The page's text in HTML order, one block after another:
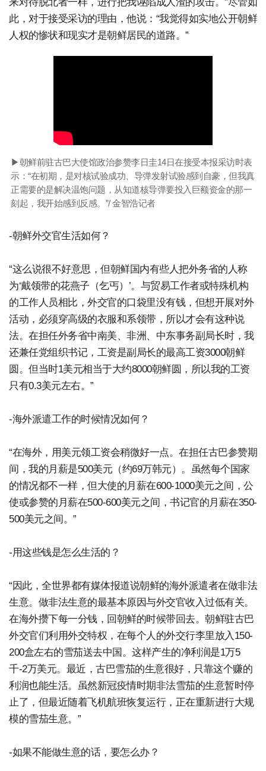
此，对于接受采访的理由，他说：“我觉得如实地公开朝鲜
人权的惨状和现实才是朝鲜居民的道路。”
▶朝鲜前驻古巴大使馆政治参赞李日圭14日在接受本报采访时表
示：“在初期，是对核试验成功、导弹发射试验感到自豪，但我真
正需要的是解决温饱问题，从知道核导弹要投入巨额资金的那一
刻起，我开始感到反感。”/ 金智浩记者
-朝鲜外交官生活如何？
“这么说很不好意思，但朝鲜国内有些人把外务省的人称
为‘戴领带的花燕子（乞丐）’。与贸易工作者或特殊机构
的工作人员相比，外交官的口袋里没有钱，但想开展对外
活动，必须穿高级的衣服和系领带，所以才会有这种说
法。在担任外务省中南美、非洲、中东事务副局长时，我
还兼任党组织书记，工资是副局长的最高工资3000朝鲜
圆。但当时1美元相当于大约8000朝鲜圆，所以我的工资
只有0.3美元左右。”
-海外派遣工作的时候情况如何？
“在海外，用美元领工资会稍微好一点。在担任古巴参赞期
间，我的月薪是500美元（约69万韩元）。虽然每个国家
的情况都不一样，但大使的月薪在600-1000美元之间，公
使或参赞的月薪在500-600美元之间，书记官的月薪在350-
500美元之间。”
-用这些钱是怎么生活的？
“因此，全世界都有媒体报道说朝鲜的海外派遣者在做非法
生意。做非法生意的最基本原因与外交官收入过低有关。
在海外攒下每一分钱，回朝鲜的时候带回去。朝鲜驻古巴
外交官们利用外交特权，在每个人的外交行李里放入150-
200盒左右的雪茄送去中国。这样产生的净利润是1万5
千-2万美元。最近，古巴雪茄的生意很好，只靠这个赚的
利润也能生活。虽然新冠疫情时期非法雪茄的生意暂时停
止了，但最近随着飞机航班恢复运行，正在重新进行大规
模的雪茄生意。”
-如果不能做生意的话，要怎么办？